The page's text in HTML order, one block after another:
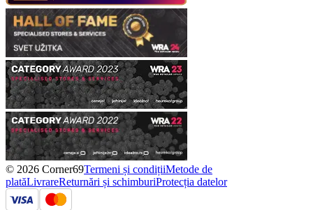
© 2026 Corner69Termeni și condițiiMetode de
platăLivrareReturnări și schimburiProtecția datelor